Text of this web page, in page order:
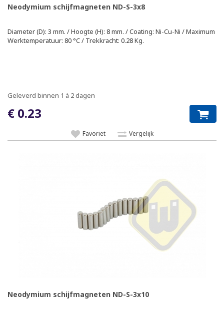
Neodymium schijfmagneten ND-S-3x8
Diameter (D): 3 mm. / Hoogte (H): 8 mm. / Coating: Ni-Cu-Ni / Maximum
Werktemperatuur: 80 °C / Trekkracht: 0.28 Kg.
Geleverd binnen 1 à 2 dagen
€ 0.23
Favoriet Vergelijk
Neodymium schijfmagneten ND-S-3x10